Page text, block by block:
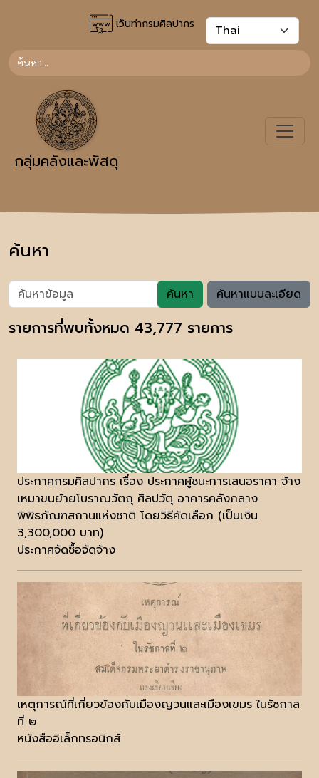
เว็บท่ากรมศิลปากร
กลุ่มคลังและพัสดุ
ค้นหา
ค้นหา ค้นหาแบบละเอียด
รายการที่พบทั้งหมด 43,777 รายการ
ประกาศกรมศิลปากร เรื่อง ประกาศผู้ชนะการเสนอราคา จ้าง
เหมาขนย้ายโบราณวัตถุ ศิลปวัตุ อาคารคลังกลาง
พิพิธภัณฑสถานแห่งชาติ โดยวิธีคัดเลือก (เป็นเงิน
3,300,000 บาท)
ประกาศจัดซื้อจัดจ้าง
เหตุการณ์ที่เกี่ยวข้องกับเมืองญวนและเมืองเขมร ในรัชกาล
ที่ ๒
หนังสืออิเล็กทรอนิกส์